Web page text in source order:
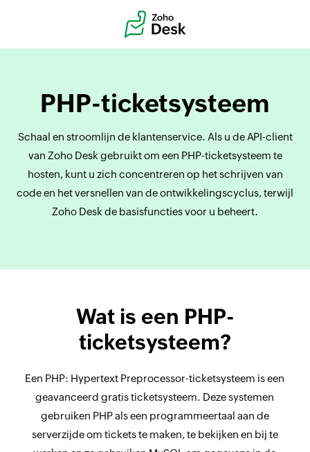
PHP-ticketsysteem
Schaal en stroomlijn de klantenservice. Als u de API-client
van Zoho Desk gebruikt om een PHP-ticketsysteem te
hosten, kunt u zich concentreren op het schrijven van
code en het versnellen van de ontwikkelingscyclus, terwijl
Zoho Desk de basisfuncties voor u beheert.
Wat is een PHP-
ticketsysteem?
Een PHP: Hypertext Preprocessor-ticketsysteem is een
geavanceerd gratis ticketsysteem. Deze systemen
gebruiken PHP als een programmeertaal aan de
serverzijde om tickets te maken, te bekijken en bij te